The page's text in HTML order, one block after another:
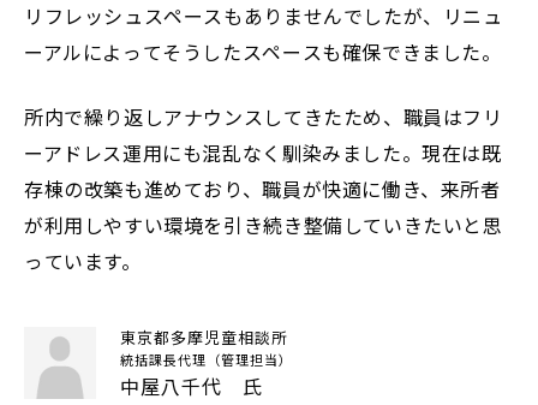
リフレッシュスペースもありませんでしたが、リニュ
ーアルによってそうしたスペースも確保できました。
所内で繰り返しアナウンスしてきたため、職員はフリ
ーアドレス運用にも混乱なく馴染みました。現在は既
存棟の改築も進めており、職員が快適に働き、来所者
が利用しやすい環境を引き続き整備していきたいと思
っています。
東京都多摩児童相談所
統括課長代理（管理担当）
中屋八千代 氏